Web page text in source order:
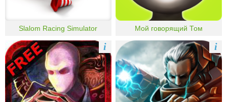
Slalom Racing Simulator Мой говорящий Том
i i